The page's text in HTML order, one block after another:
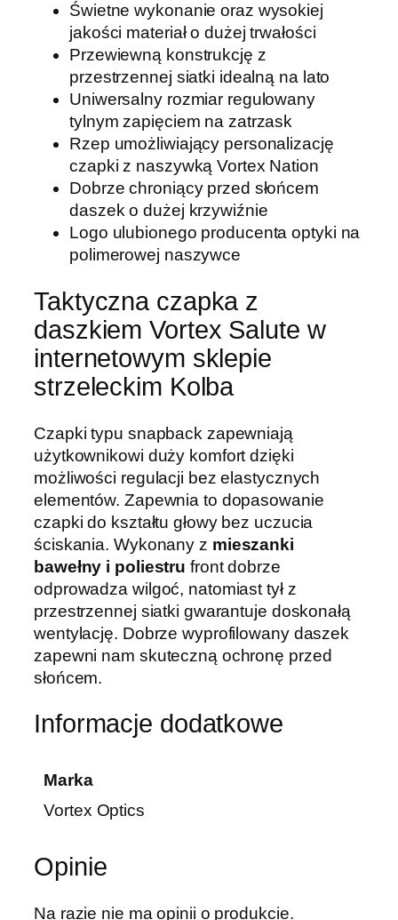
Świetne wykonanie oraz wysokiej
jakości materiał o dużej trwałości
Przewiewną konstrukcję z
przestrzennej siatki idealną na lato
Uniwersalny rozmiar regulowany
tylnym zapięciem na zatrzask
Rzep umożliwiający personalizację
czapki z naszywką Vortex Nation
Dobrze chroniący przed słońcem
daszek o dużej krzywiźnie
Logo ulubionego producenta optyki na
polimerowej naszywce
Taktyczna czapka z
daszkiem Vortex Salute w
internetowym sklepie
strzeleckim Kolba
Czapki typu snapback zapewniają
użytkownikowi duży komfort dzięki
możliwości regulacji bez elastycznych
elementów. Zapewnia to dopasowanie
czapki do kształtu głowy bez uczucia
ściskania. Wykonany z mieszanki
bawełny i poliestru front dobrze
odprowadza wilgoć, natomiast tył z
przestrzennej siatki gwarantuje doskonałą
wentylację. Dobrze wyprofilowany daszek
zapewni nam skuteczną ochronę przed
słońcem.
Informacje dodatkowe
Marka
Vortex Optics
Opinie
Na razie nie ma opinii o produkcie.